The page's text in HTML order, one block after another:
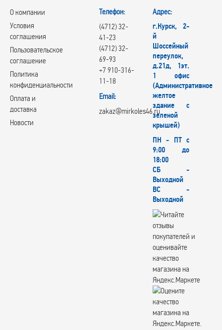
О компании
Условия
соглашения
Пользовательское
соглашение
Политика
конфиденциальности
Оплата и
доставка
Новости
Телефон:
(4712) 32-
41-23
(4712) 32-
69-93
+7 910-316-
11-18
Email:
zakaz@mirkoles46.ru
Адрес:
г.Курск, 2-
й
Шоссейный
переулок,
д.21д, 1эт.
1 офис
(Административное
желтое
здание с
зеленой
крышей)
ПН - ПТ с
9:00 до
18:00
СБ -
Выходной
ВС -
Выходной